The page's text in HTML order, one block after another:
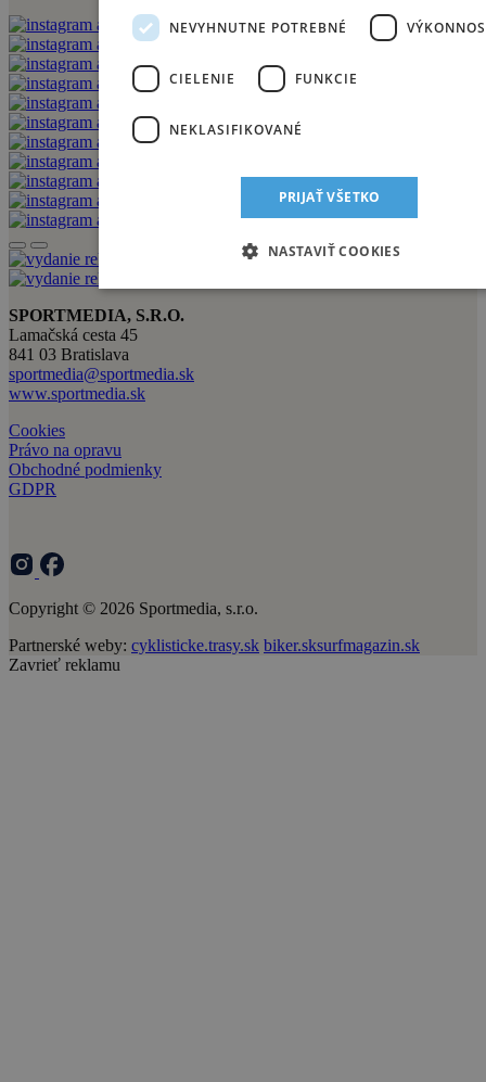
SPORTMEDIA, S.R.O.
Lamačská cesta 45
841 03 Bratislava
sportmedia@sportmedia.sk
www.sportmedia.sk
Cookies
Právo na opravu
Obchodné podmienky
GDPR
Copyright © 2026 Sportmedia, s.r.o.
Partnerské weby: cyklisticke.trasy.sk biker.sksurfmagazin.sk
Zavrieť reklamu
NEVYHNUTNE POTREBNÉ
CIELENIE FUNKCIE
NEKLASIFIKOVANÉ
PRIJAŤ VŠETKO
NASTAVIŤ COOKIES